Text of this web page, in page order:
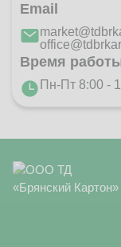
Email
Время
Пн-Пт 8:00 -